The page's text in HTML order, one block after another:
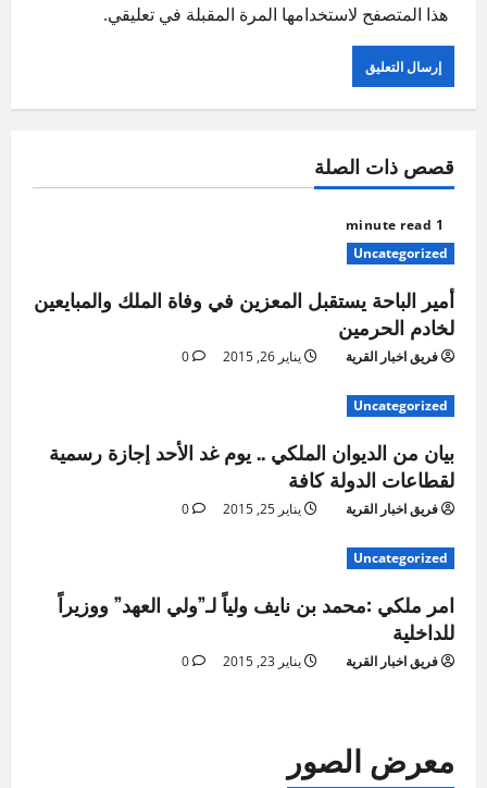
هذا المتصفح لاستخدامها المرة المقبلة في تعليقي.
قصص ذات الصلة
1 minute read
Uncategorized
أمير الباحة يستقبل المعزين في وفاة الملك والمبايعين
لخادم الحرمين
فريق اخبار القرية يناير 26, 2015 0
Uncategorized
بيان من الديوان الملكي .. يوم غد الأحد إجازة رسمية
لقطاعات الدولة كافة
فريق اخبار القرية يناير 25, 2015 0
Uncategorized
امر ملكي :محمد بن نايف ولياً لـ”ولي العهد” ووزيراً
للداخلية
فريق اخبار القرية يناير 23, 2015 0
معرض الصور